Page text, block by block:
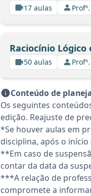
17 aulas
Raciocínio
50 aulas
Conteúdo de
Os seguintes
edição. Reajuste de
*Se houver aulas em
disciplina, após o
**Em caso de
contar da data da
***A relação de
compromete a